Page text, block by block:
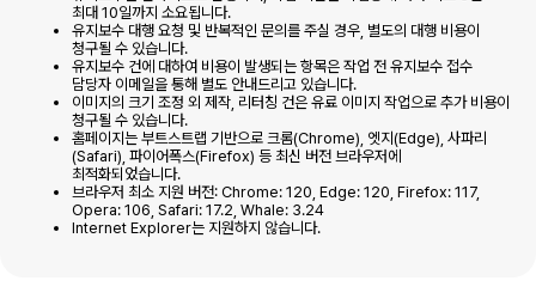
최대 10일까지 소요됩니다.
유지보수 대행 요청 및 반복적인 문의를 주실 경우, 별도의 대행 비용이
청구될 수 있습니다.
유지보수 건에 대하여 비용이 발생되는 항목은 작업 전 유지보수 접수
담당자 이메일을 통해 별도 안내드리고 있습니다.
이미지의 크기 조정 외 제작, 리터칭 건은 유료 이미지 작업으로 추가 비용이
청구될 수 있습니다.
홈페이지는 부트스트랩 기반으로 크롬(Chrome), 엣지(Edge), 사파리
(Safari), 파이어폭스(Firefox) 등 최신 버전 브라우저에
최적화되었습니다.
브라우저 최소 지원 버전: Chrome: 120, Edge: 120, Firefox: 117,
Opera: 106, Safari: 17.2, Whale: 3.24
Internet Explorer는 지원하지 않습니다.